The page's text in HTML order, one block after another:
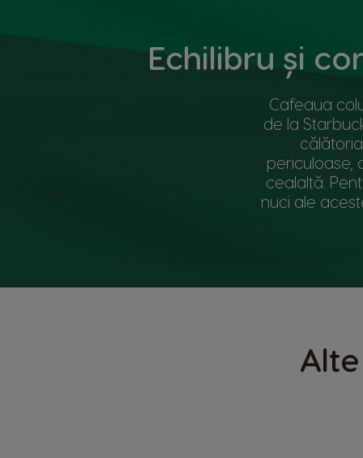
Echilibru și
Cafeaua
de la
periculoase,
cealaltă.
nuci ale